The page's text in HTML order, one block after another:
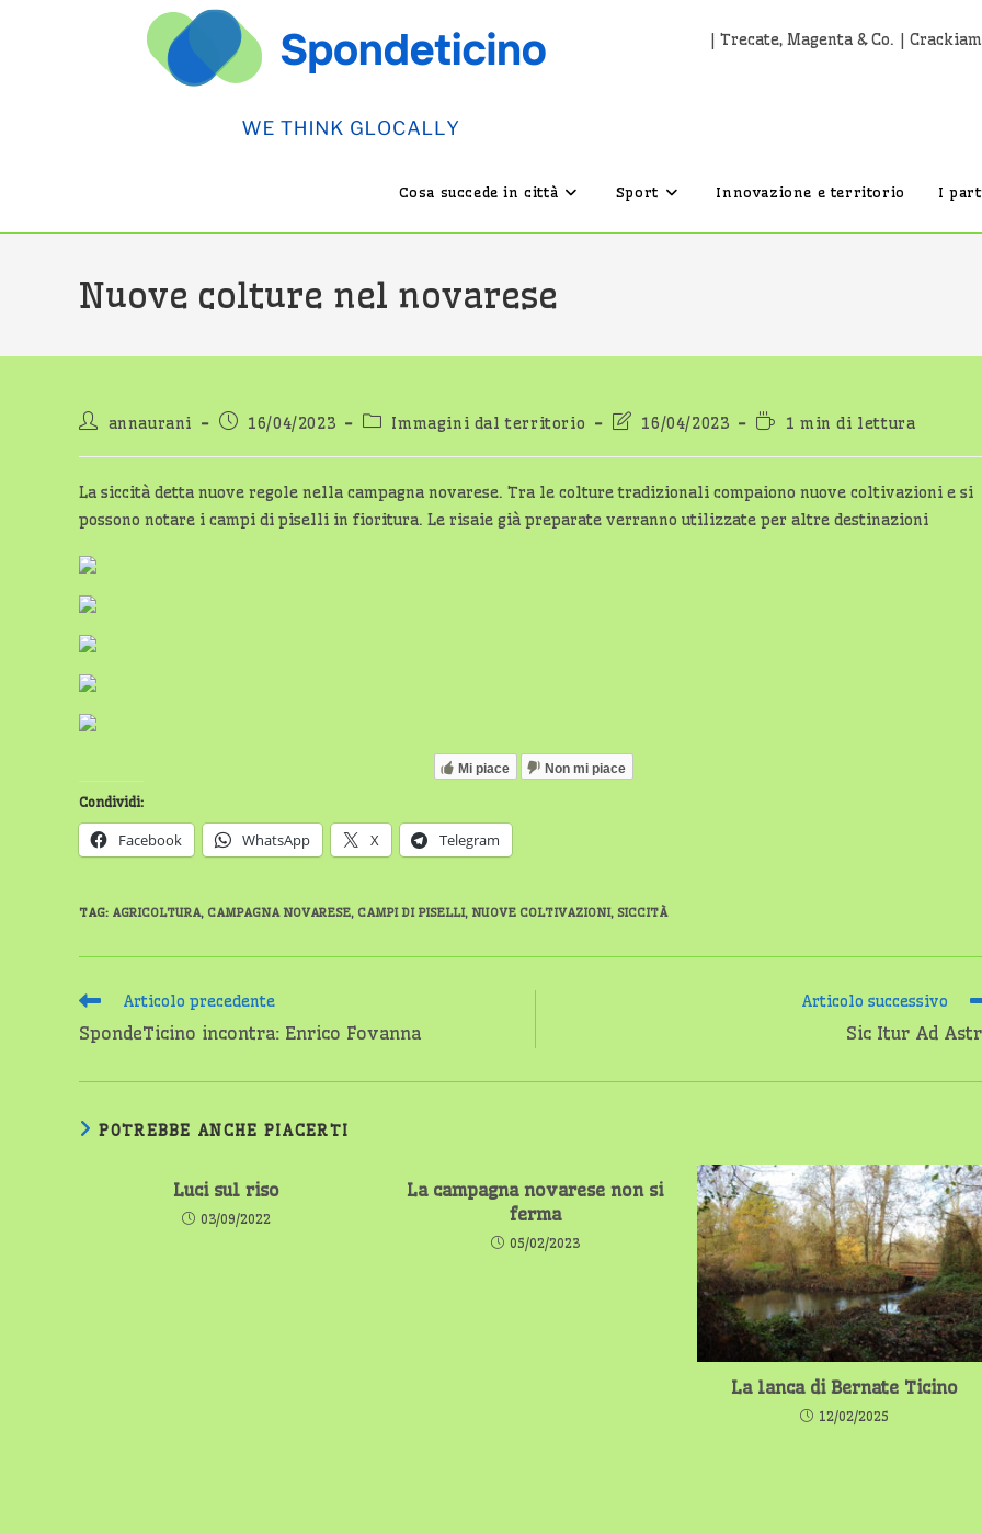
| Trecate, Magenta & Co. |
Cosa succede in città Sport Innovazione e territorio I
Nuove colture nel novarese
Autoreannaurani
Articolo
16/04/2023
Categoria
Immagini dal territorio
Ultima
dell'articolo:
16/04/2023
Tempo
lettura:
1 min di lettura
La siccità detta nuove regole nella campagna novarese. Tra le colture tradizionali compaiono nuove coltivazioni e si
possono notare i campi di piselli in fioritura. Le risaie già preparate verranno utilizzate per altre destinazioni
Mi piace Non mi piace
Condividi:
Facebook WhatsApp X Telegram
TAG: AGRICOLTURA, CAMPAGNA NOVARESE, CAMPI DI PISELLI, NUOVE COLTIVAZIONI, SICCITÀ
Leggi
articoli
Articolo precedente
SpondeTicino incontra: Enrico Fovanna
Articolo successivo
Sic Itur Ad
POTREBBE ANCHE PIACERTI
Luci sul riso
03/09/2022
La campagna novarese non si
ferma
05/02/2023
La lanca di Bernate Ticino
12/02/2025